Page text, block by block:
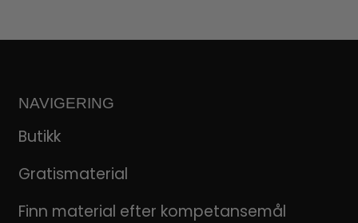
NAVIGERING
Butikk
Gratismaterial
Finn material efter kompetansemål